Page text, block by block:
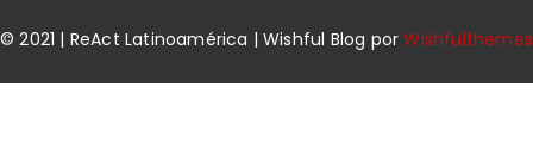
© 2021 | ReAct Latinoamérica | Wishful Blog porWishfulthemes